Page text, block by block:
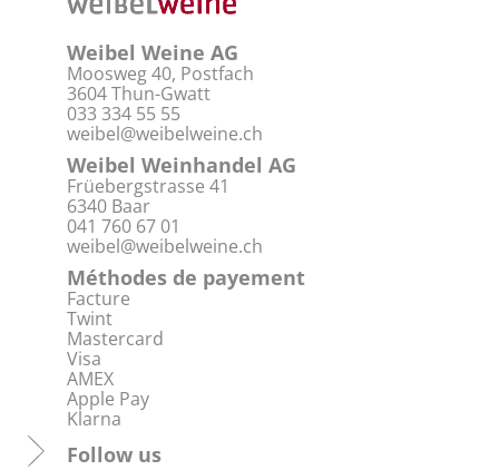
Weibel Weine AG
Moosweg 40, Postfach
3604 Thun-Gwatt
033 334 55 55
weibel@weibelweine.ch
Weibel Weinhandel AG
Früebergstrasse 41
6340 Baar
041 760 67 01
weibel@weibelweine.ch
Méthodes de payement
Facture
Twint
Mastercard
Visa
AMEX
Apple Pay
Klarna
Follow us